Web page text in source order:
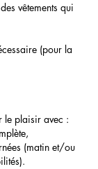
vêtements qui
(pour la
le plaisir avec :
(matin et/ou